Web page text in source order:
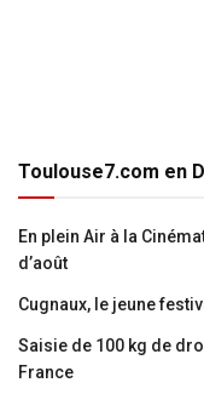
Toulouse7.com en
En plein Air à la
d’août
Cugnaux, le jeune
Saisie de 100 kg de
France